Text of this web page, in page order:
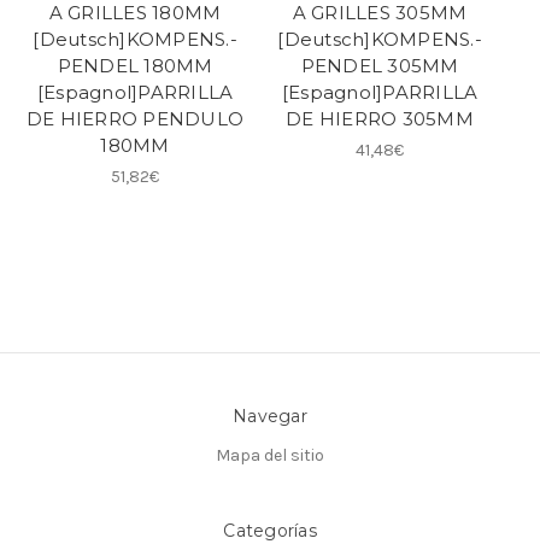
A GRILLES 180MM
[Deutsch]KOMPENS.-
PENDEL 180MM
[Espagnol]PARRILLA
DE HIERRO PENDULO
180MM
51,82€
A GRILLES 305MM
[Deutsch]KOMPENS.-
PENDEL 305MM
[Espagnol]PARRILLA
DE HIERRO 305MM
41,48€
Navegar
Mapa del sitio
Categorías